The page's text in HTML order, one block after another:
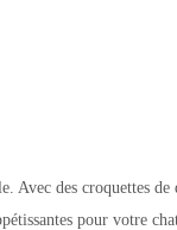
Avec des croquettes de
pour votre